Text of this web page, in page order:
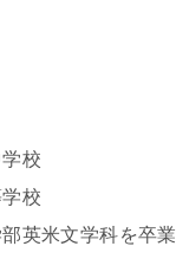
校
校
英米文学科を卒業